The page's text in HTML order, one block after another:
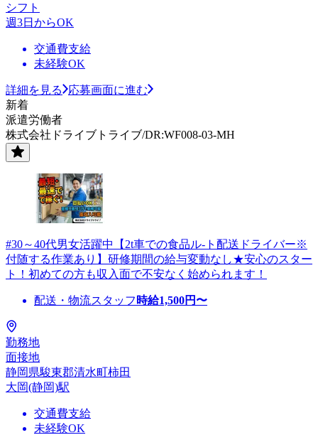
シフト
週3日からOK
交通費支給
未経験OK
詳細を見る
応募画面に進む
新着
派遣労働者
株式会社ドライブトライブ/DR:WF008-03-MH
#30～40代男女活躍中【2t車での食品ル-ト配送ドライバー※
付随する作業あり】研修期間の給与変動なし★安心のスター
ト！初めての方も収入面で不安なく始められます！
配送・物流スタッフ 時給1,500円〜
勤務地
面接地
静岡県駿東郡清水町柿田
大岡(静岡)駅
交通費支給
未経験OK